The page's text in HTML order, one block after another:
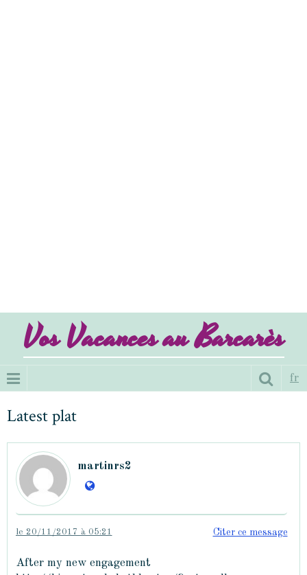
Vos Vacances au Barcarès
fr
Latest plat
martinrs2
le 20/11/2017 à 05:21 Citer ce message
After my new engagement